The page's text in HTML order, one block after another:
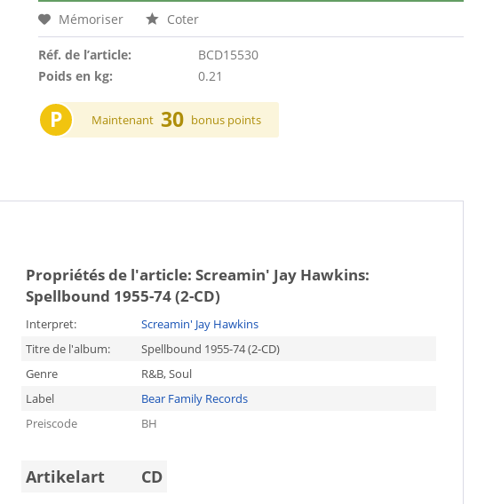
Mémoriser Coter
Réf. de l’article:
BCD15530
Poids en kg:
0.21
P Maintenant 30 bonus points
Propriétés de l'article: Screamin' Jay Hawkins:
Spellbound 1955-74 (2-CD)
Interpret:
Screamin' Jay Hawkins
Titre de l'album:
Spellbound 1955-74 (2-CD)
Genre
R&B, Soul
Label
Bear Family Records
Preiscode
BH
Artikelart CD